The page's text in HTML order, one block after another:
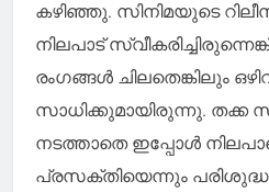
കഴിഞ്ഞു. സിനിമയുടെ
നിലപാട്
രംഗങ്ങൾ ചിലതെങ്കിലും
സാധിക്കുമായിരുന്നു.
നടത്താതെ ഇപ്പോൾ
പ്രസക്തിയെന്നും